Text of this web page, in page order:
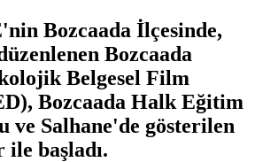
Bozcaada İlçesinde,
Bozcaada
Belgesel Film
Bozcaada Halk Eğitim
ve Salhane'de gösterilen
başladı.